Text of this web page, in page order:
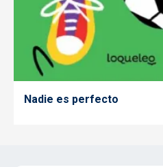
Nadie es perfecto